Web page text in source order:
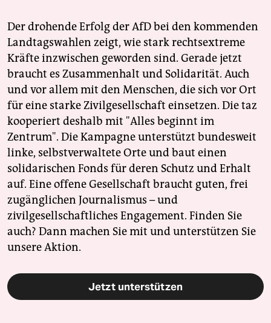
Der drohende Erfolg der AfD bei den kommenden
Landtagswahlen zeigt, wie stark rechtsextreme
Kräfte inzwischen geworden sind. Gerade jetzt
braucht es Zusammenhalt und Solidarität. Auch
und vor allem mit den Menschen, die sich vor Ort
für eine starke Zivilgesellschaft einsetzen. Die taz
kooperiert deshalb mit "Alles beginnt im
Zentrum". Die Kampagne unterstützt bundesweit
linke, selbstverwaltete Orte und baut einen
solidarischen Fonds für deren Schutz und Erhalt
auf. Eine offene Gesellschaft braucht guten, frei
zugänglichen Journalismus – und
zivilgesellschaftliches Engagement. Finden Sie
auch? Dann machen Sie mit und unterstützen Sie
unsere Aktion.
Jetzt unterstützen